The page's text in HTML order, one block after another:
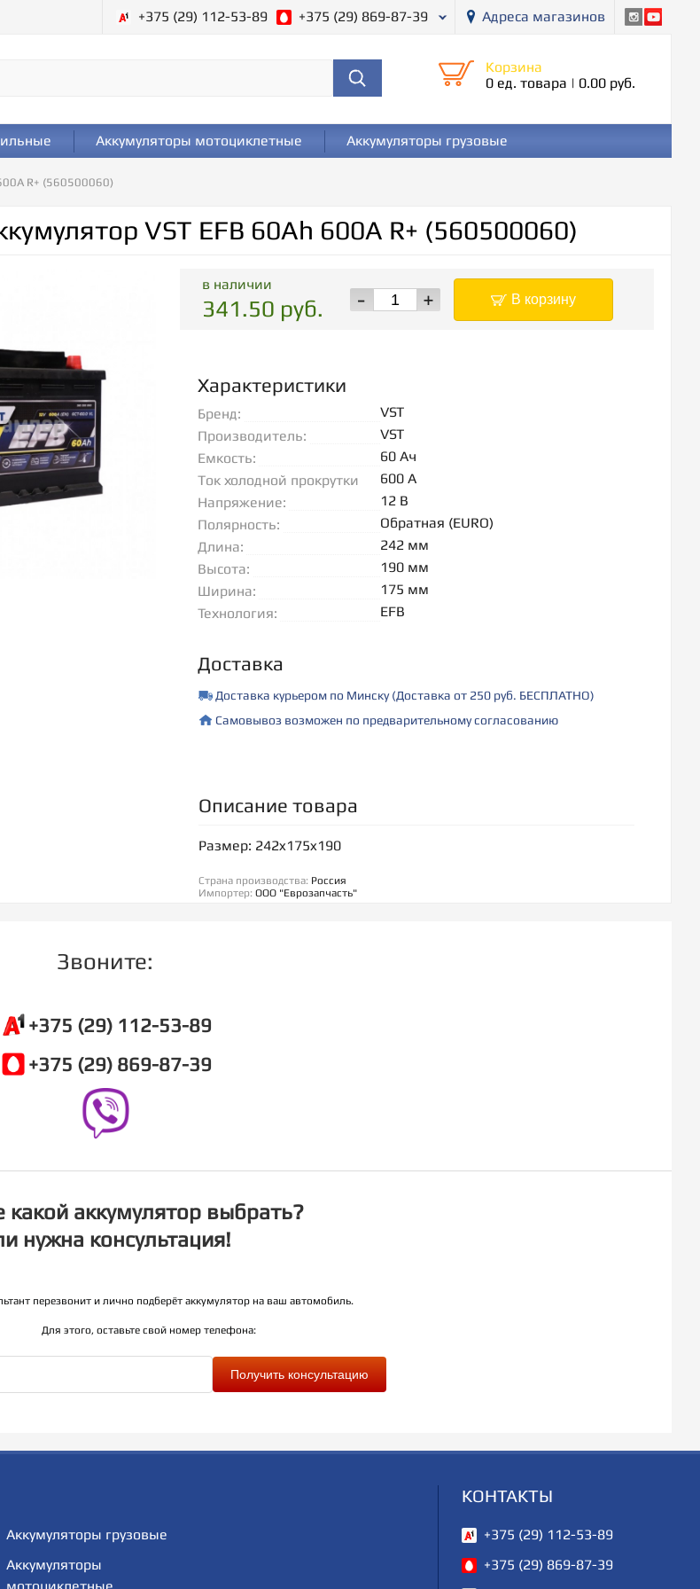
+375 (29) 112-53-89 +375 (29) 869-87-39 Адреса магазинов
Корзина
0 ед. товара | 0.00 руб.
Аккумуляторы мотоциклетные Аккумуляторы грузовые
R+ (560500060)
VST EFB 60Ah 600A R+ (560500060)
в наличии
341.50 руб. - + В корзину
Характеристики
Бренд:
VST
Производитель:
VST
Емкость:
60 Ач
Ток холодной прокрутки
(EN):
600 А
Напряжение:
12 В
Полярность:
Обратная (EURO)
Длина:
242 мм
Высота:
190 мм
Ширина:
175 мм
Технология:
EFB
Доставка
Доставка курьером по Минску (Доставка от 250 руб. БЕСПЛАТНО)
Самовывоз возможен по предварительному согласованию
Описание товара
Размер: 242x175x190
Страна производства: Россия
Импортер: ООО "Еврозапчасть"
Звоните:
+375 (29) 112-53-89
+375 (29) 869-87-39
какой аккумулятор выбрать?
нужна консультация!
перезвонит и лично подберёт аккумулятор на ваш автомобиль.
Для этого, оставьте свой номер телефона:
Получить консультацию
Аккумуляторы грузовые
Аккумуляторы
КОНТАКТЫ
+375 (29) 112-53-89
+375 (29) 869-87-39